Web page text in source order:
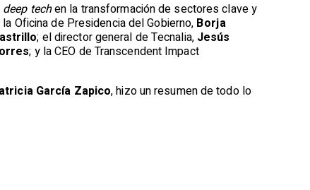
deep techen la transformación de sectores clave y
Oficina de Presidencia del Gobierno, Borja
; el director general de Tecnalia, Jesús
; y la CEO de Transcendent Impact
García Zapico, hizo un resumen de todo lo